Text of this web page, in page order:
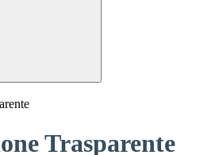
Trasparente